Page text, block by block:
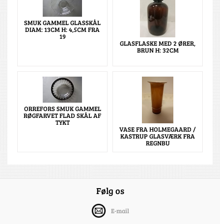
SMUK GAMMEL GLASSKÅL
DIAM: 13CM H: 4,5CM FRA
19
GLASFLASKE MED 2 ØRER,
BRUN H: 32CM
ORREFORS SMUK GAMMEL
RØGFARVET FLAD SKÅL AF
TYKT
VASE FRA HOLMEGAARD /
KASTRUP GLASVÆRK FRA
REGNBU
Følg os
E-mail